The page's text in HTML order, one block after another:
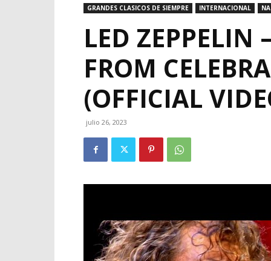
GRANDES CLASICOS DE SIEMPRE INTERNACIONAL
LED ZEPPELIN
FROM
(OFFICIAL
julio 26, 2023